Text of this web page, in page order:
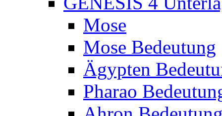
Mose
Mose Bedeutung
Ägypten
Pharao